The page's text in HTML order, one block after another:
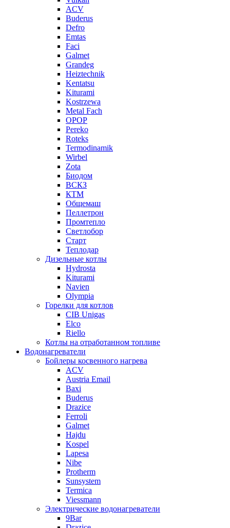
ACV
Buderus
Defro
Emtas
Faci
Galmet
Grandeg
Heiztechnik
Kentatsu
Kiturami
Kostrzewa
Metal Fach
OPOP
Pereko
Roteks
Termodinamik
Wirbel
Zota
Биодом
ВСКЗ
КТМ
Общемаш
Пеллетрон
Промтепло
Светлобор
Старт
Теплодар
Дизельные котлы
Hydrosta
Kiturami
Navien
Olympia
Горелки для котлов
CIB Unigas
Elco
Riello
Котлы на отработанном топливе
Водонагреватели
Бойлеры косвенного нагрева
ACV
Austria Email
Baxi
Buderus
Drazice
Ferroli
Galmet
Hajdu
Kospel
Lapesa
Nibe
Protherm
Sunsystem
Termica
Viessmann
Электрические водонагреватели
9Bar